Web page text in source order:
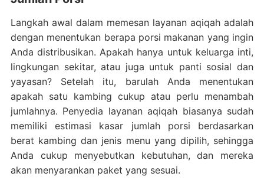
Langkah awal dalam memesan layanan aqiqah adalah
dengan menentukan berapa porsi makanan yang ingin
Anda distribusikan. Apakah hanya untuk keluarga inti,
lingkungan sekitar, atau juga untuk panti sosial dan
yayasan? Setelah itu, barulah Anda menentukan
apakah satu kambing cukup atau perlu menambah
jumlahnya. Penyedia layanan aqiqah biasanya sudah
memiliki estimasi kasar jumlah porsi berdasarkan
berat kambing dan jenis menu yang dipilih, sehingga
Anda cukup menyebutkan kebutuhan, dan mereka
akan menyarankan paket yang sesuai.